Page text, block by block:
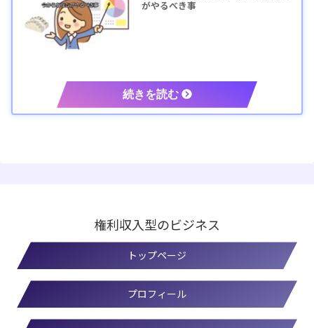
がやるべき事
権利収入型のビジネス
トップページ
プロフィール